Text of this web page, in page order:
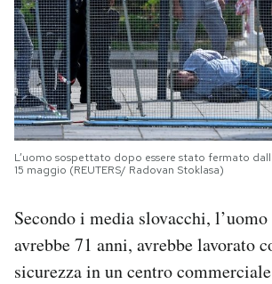
L’uomo sospettato dopo essere stato fermato
15 maggio (REUTERS/ Radovan Stoklasa)
Secondo i media slovacchi,
avrebbe 71 anni, avrebbe lavorato
sicurezza in un centro